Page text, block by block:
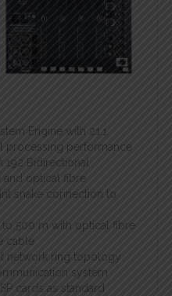
Engine with 21.1
processing performance
192 Bidirectional
and optical fibre
snake connection to
to 500 m with optical fibre
cable
network ring topology
system
cards as standard